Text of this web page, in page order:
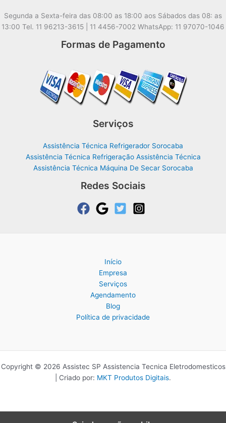
Segunda a Sexta-feira das 08:00 as 18:00 aos Sábados das 08: as
13:00 Tel. 11 96213-3615 | 11 4456-7002 WhatsApp: 11 97070-1046
Formas de Pagamento
Serviços
Assistência Técnica Refrigerador Sorocaba
Assistência Técnica Refrigeração Assistência Técnica
Assistência Técnica Máquina De Secar Sorocaba
Redes Sociais
Início
Empresa
Serviços
Agendamento
Blog
Política de privacidade
Copyright © 2026 Assistec SP Assistencia Tecnica Eletrodomesticos
| Criado por: MKT Produtos Digitais.